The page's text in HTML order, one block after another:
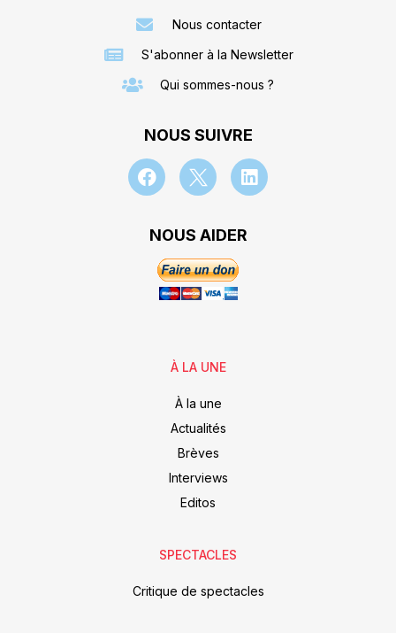
Nous contacter
S'abonner à la Newsletter
Qui sommes-nous ?
NOUS SUIVRE
NOUS AIDER
À LA UNE
À la une
Actualités
Brèves
Interviews
Editos
SPECTACLES
Critique de spectacles